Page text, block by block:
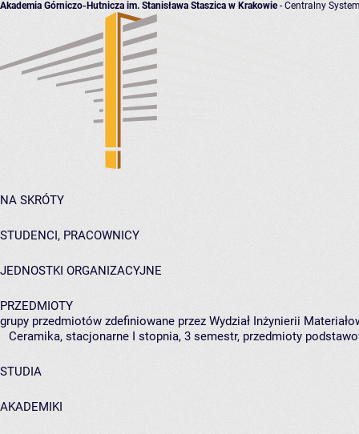
Akademia Górniczo-Hutnicza im. Stanisława Staszica w Krakowie- Centralny
NA SKRÓTY
STUDENCI, PRACOWNICY
JEDNOSTKI ORGANIZACYJNE
PRZEDMIOTY
grupy przedmiotów zdefiniowane przez Wydział Inżynierii
Ceramika, stacjonarne I stopnia, 3 semestr, przedmioty
STUDIA
AKADEMIKI